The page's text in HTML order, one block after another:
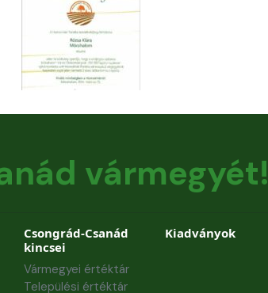
vármegyét!
Csongrád-Csanád
kincsei
Vármegyei értéktár
Települési értéktár
Kiadványok